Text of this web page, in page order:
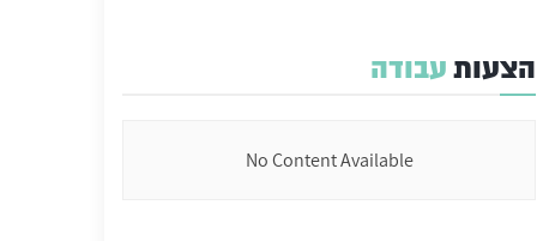
הצעותעבודה
No Content Available